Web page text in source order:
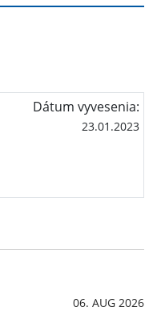
Dátum vyvesenia:
23.01.2023
06. AUG 2026